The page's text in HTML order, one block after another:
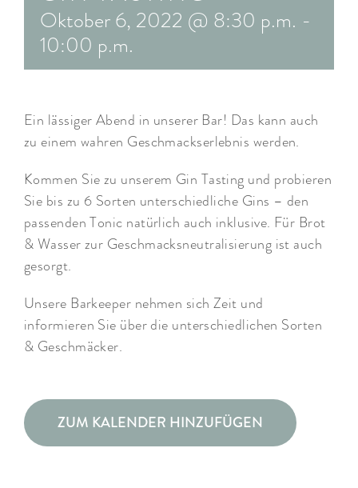
ARRANGEMENTS
WISSENSWERTES
Oktober 6, 2022 @ 8:30 p.m. -
10:00 p.m.
Ein lässiger Abend in unserer Bar! Das kann auch
zu einem wahren Geschmackserlebnis werden.
Kommen Sie zu unserem Gin Tasting und probieren
Sie bis zu 6 Sorten unterschiedliche Gins – den
passenden Tonic natürlich auch inklusive. Für Brot
& Wasser zur Geschmacksneutralisierung ist auch
gesorgt.
Unsere Barkeeper nehmen sich Zeit und
informieren Sie über die unterschiedlichen Sorten
& Geschmäcker.
ZUM KALENDER HINZUFÜGEN